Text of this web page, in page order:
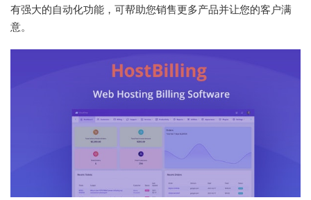
有强大的自动化功能，可帮助您销售更多产品并让您的客户满
意。